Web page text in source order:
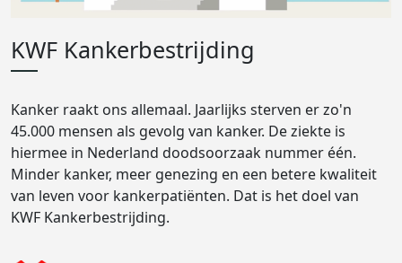
KWF Kankerbestrijding
Kanker raakt ons allemaal. Jaarlijks sterven er zo'n
45.000 mensen als gevolg van kanker. De ziekte is
hiermee in Nederland doodsoorzaak nummer één.
Minder kanker, meer genezing en een betere kwaliteit
van leven voor kankerpatiënten. Dat is het doel van
KWF Kankerbestrijding.